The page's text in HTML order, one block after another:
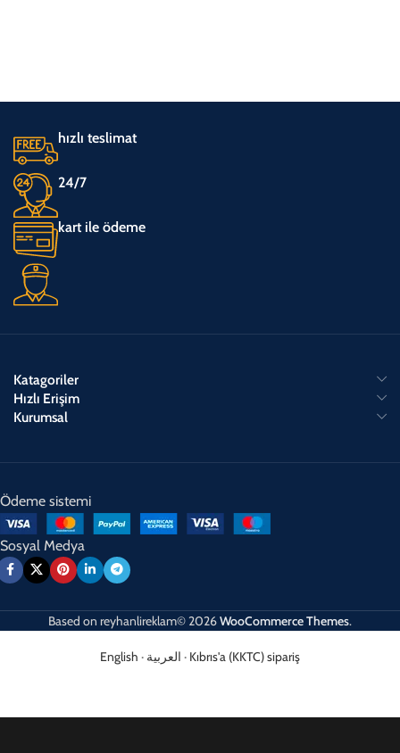
hızlı teslimat
24/7
kart ile ödeme
Katagoriler
Hızlı Erişim
Kurumsal
Ödeme sistemi
Sosyal Medya
Based on reyhanlireklam© 2026WooCommerce Themes.
English · العربية · Kıbrıs'a (KKTC) sipariş